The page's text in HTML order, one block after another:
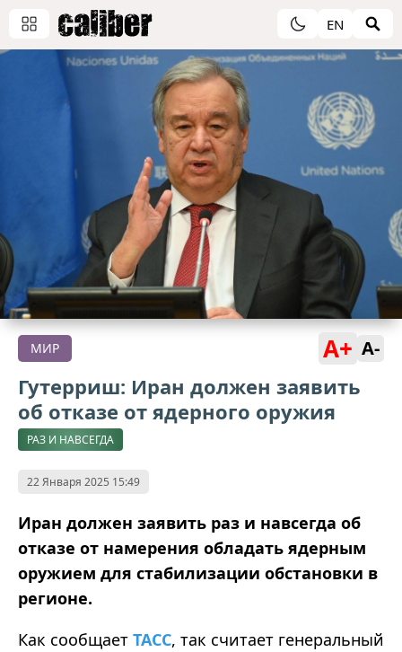
EN
МИР A+ A-
Гутерриш: Иран должен заявить
об отказе от ядерного оружия
РАЗ И НАВСЕГДА
22 Января 2025 15:49
Иран должен заявить раз и навсегда об
отказе от намерения обладать ядерным
оружием для стабилизации обстановки в
регионе.
Как сообщает ТАСС, так считает генеральный